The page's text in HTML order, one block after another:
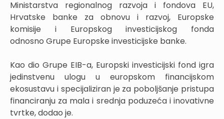
Ministarstva regionalnog razvoja i fondova EU,
Hrvatske banke za obnovu i razvoj, Europske
komisije i Europskog investicijskog fonda
odnosno Grupe Europske investicijske banke.
Kao dio Grupe EIB-a, Europski investicijski fond igra
jedinstvenu ulogu u europskom financijskom
ekosustavu i specijaliziran je za poboljšanje pristupa
financiranju za mala i srednja poduzeća i inovativne
tvrtke, dodao je.